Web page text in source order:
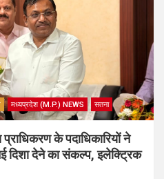
मध्यप्रदेश (M.P.) NEWS सतना
के पदाधिकारियों ने
दिशा देने का संकल्प, इलेक्ट्रिक